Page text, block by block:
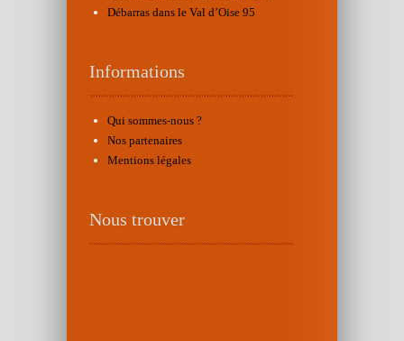
Débarras dans le Val d’Oise 95
Informations
Qui sommes-nous ?
Nos partenaires
Mentions légales
Nous trouver